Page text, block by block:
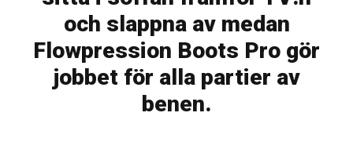
och slappna av medan
Flowpression Boots Pro gör
jobbet för alla partier av
benen.